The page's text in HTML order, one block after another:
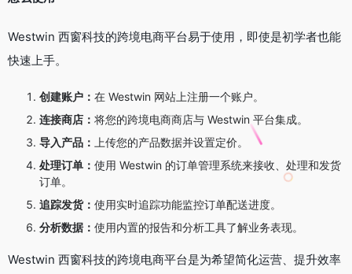
Westwin 西窗科技的跨境电商平台易于使用，即使是初学者也能
快速上手。
创建账户： 在 Westwin 网站上注册一个账户。
连接商店： 将您的跨境电商商店与 Westwin 平台集成。
导入产品：
上传您的产品数据并设置定价。
处理订单： 使用 Westwin 的订单管理系统来接收、处理和发货
订单。
追踪发货： 使用实时追踪功能监控订单配送进度。
分析数据： 使用内置的报告和分析工具了解业务表现。
Westwin 西窗科技的跨境电商平台是为希望简化运营、提升效率